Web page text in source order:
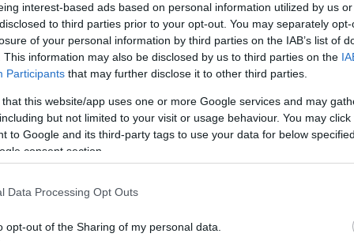
interest-based ads based on personal information utilized by us
to third parties prior to your opt-out. You may separately
of your personal information by third parties on the IAB’s list of
This information may also be disclosed by us to third parties on the
Participants that may further disclose it to other third parties.
that this website/app uses one or more Google services and may
but not limited to your visit or usage behaviour. You may
to Google and its third-party tags to use your data for below
consent section.
Data Processing Opt Outs
opt-out of the Sharing of my personal data.
az egyetemisták lehetőséget kapnak arra, hogy
műtárgyakról, főként festményekről helyszíni
célra. A hallgatók emellett részt vehetnek
és megtekinthetik a raktári anyagokat,
használhatják az egyetem szakkönyvtári
s mivel az egyetem is rendelkezik kiállító
kiegészítő tárlatok megrendezésére is
együttműködése, amely az elektronikus